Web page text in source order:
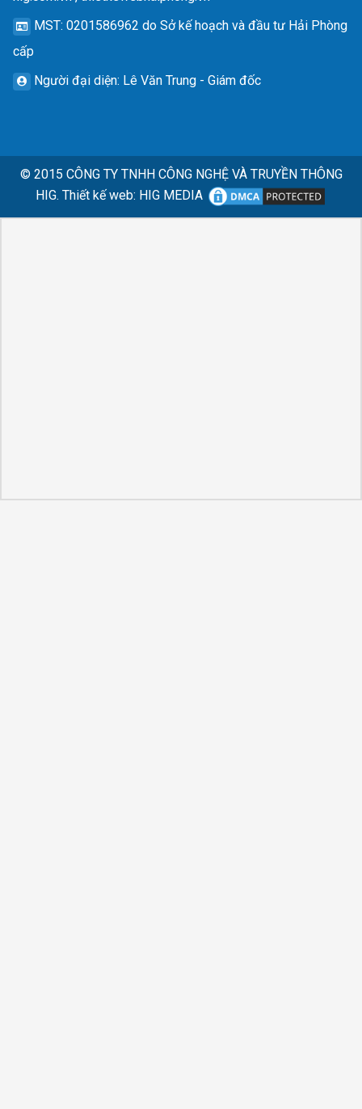
MST: 0201586962 do Sở kế hoạch và đầu tư Hải Phòng
cấp
Người đại diện: Lê Văn Trung - Giám đốc
© 2015 CÔNG TY TNHH CÔNG NGHỆ VÀ TRUYỀN THÔNG
HIG. Thiết kế web: HIG MEDIA